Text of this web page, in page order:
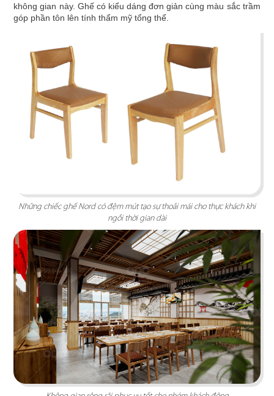
TORI MATSUKI
KING COFFEE
Cảm hứng từ hạt cafe khắc họa nên tinh thần
huyền thoại “Vua Cà Phê Việt”
Chi tiết
không gian này. Ghế có kiểu dáng đơn giản cùng màu sắc trầm
góp phần tôn lên tính thẩm mỹ tổng thể.
Những chiếc ghế Nord có đệm mút tạo sự thoải mái cho thực khách khi
ngồi thời gian dài